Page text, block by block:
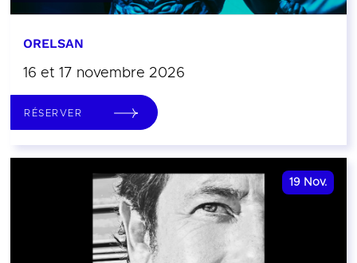
ORELSAN
16 et 17 novembre 2026
RÉSERVER
19 Nov.